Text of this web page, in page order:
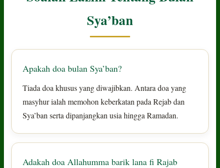
Sya’ban
Apakah doa bulan Sya’ban?
Tiada doa khusus yang diwajibkan. Antara doa yang
masyhur ialah memohon keberkatan pada Rejab dan
Sya’ban serta dipanjangkan usia hingga Ramadan.
Adakah doa Allahumma barik lana fi Rajab